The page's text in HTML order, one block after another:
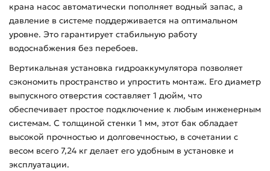
крана насос автоматически пополняет водный запас, а
давление в системе поддерживается на оптимальном
уровне. Это гарантирует стабильную работу
водоснабжения без перебоев.
Вертикальная установка гидроаккумулятора позволяет
сэкономить пространство и упростить монтаж. Его диаметр
выпускного отверстия составляет 1 дюйм, что
обеспечивает простое подключение к любым инженерным
системам. С толщиной стенки 1 мм, этот бак обладает
высокой прочностью и долговечностью, в сочетании с
весом всего 7,24 кг делает его удобным в установке и
эксплуатации.